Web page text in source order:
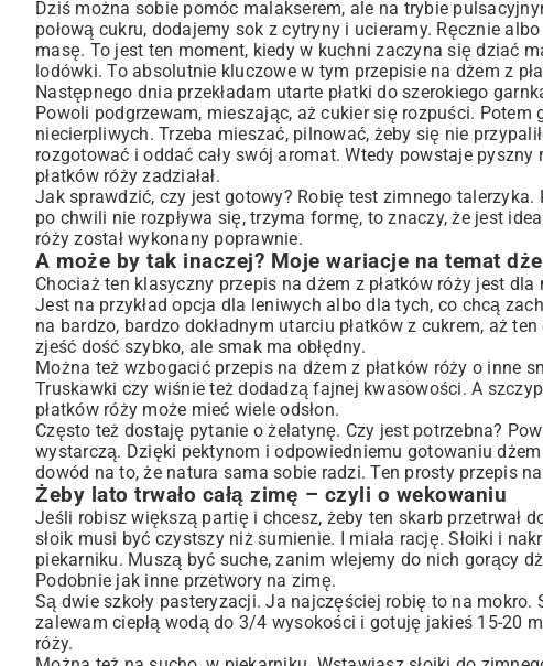
Dziś można sobie pomóc malakserem, ale na trybie
połową cukru, dodajemy sok z cytryny i ucieramy. Ręcznie
masę. To jest ten moment, kiedy w kuchni zaczyna się dziać
lodówki. To absolutnie kluczowe w tym przepisie na dżem z
Następnego dnia przekładam utarte płatki do szerokiego
Powoli podgrzewam, mieszając, aż cukier się rozpuści.
niecierpliwych. Trzeba mieszać, pilnować, żeby się nie
rozgotować i oddać cały swój aromat. Wtedy powstaje
płatków róży zadziałał.
Jak sprawdzić, czy jest gotowy? Robię test zimnego talerzyka.
po chwili nie rozpływa się, trzyma formę, to znaczy, że jest
róży został wykonany poprawnie.
A może by tak inaczej? Moje wariacje na temat
Chociaż ten klasyczny przepis na dżem z płatków róży jest
Jest na przykład opcja dla leniwych albo dla tych, co chcą
na bardzo, bardzo dokładnym utarciu płatków z cukrem, aż
zjeść dość szybko, ale smak ma obłędny.
Można też wzbogacić przepis na dżem z płatków róży o inne
Truskawki czy wiśnie też dodadzą fajnej kwasowości. A
płatków róży może mieć wiele odsłon.
Często też dostaję pytanie o żelatynę. Czy jest potrzebna?
wystarczą. Dzięki pektynom i odpowiedniemu gotowaniu
dowód na to, że natura sama sobie radzi. Ten prosty przepis
Żeby lato trwało całą zimę – czyli o wekowaniu
Jeśli robisz większą partię i chcesz, żeby ten skarb przetrwał
słoik musi być czystszy niż sumienie. I miała rację. Słoiki i
piekarniku. Muszą być suche, zanim wlejemy do nich gorący
Podobnie jak inne przetwory na zimę.
Są dwie szkoły pasteryzacji. Ja najczęściej robię to na mokro.
zalewam ciepłą wodą do 3/4 wysokości i gotuję jakieś 15-20
róży.